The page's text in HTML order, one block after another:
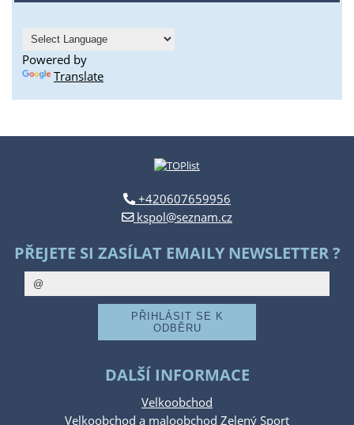
Powered by
Translate
+420607659956
kspol@seznam.cz
PŘEJETE SI ZASÍLAT EMAILY NEWSLETTER ?
DALŠÍ INFORMACE
Velkoobchod
Velkoobchod a maloobchod Zelený Sport